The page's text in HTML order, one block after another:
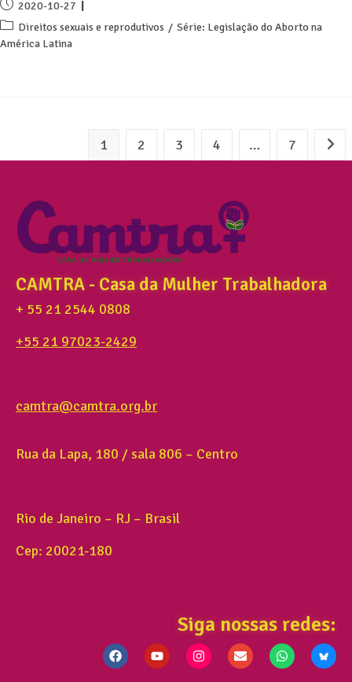
2020-10-27
Direitos sexuais e reprodutivos / Série: Legislação do Aborto na
América Latina
1 2 3 4 … 7
CAMTRA - Casa da Mulher Trabalhadora
+ 55 21 2544 0808
+55 21 97023-2429
camtra@camtra.org.br
Rua da Lapa, 180 / sala 806 – Centro
Rio de Janeiro – RJ – Brasil
Cep: 20021-180
Siga nossas redes: